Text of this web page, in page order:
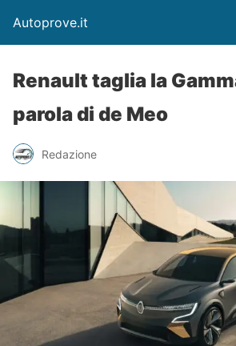
Autoprove.it
Renault taglia la
parola di de Meo
Redazione